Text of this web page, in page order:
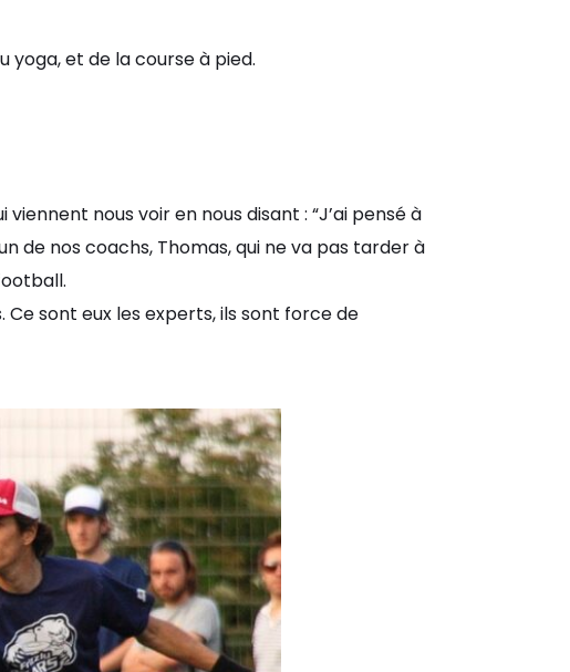
yoga, et de la course à pied.
nous voir en nous disant : “J’ai pensé à
de nos coachs, Thomas, qui ne va pas tarder à
sont eux les experts, ils sont force de